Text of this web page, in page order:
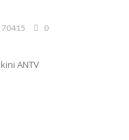
70415 0
ANTV